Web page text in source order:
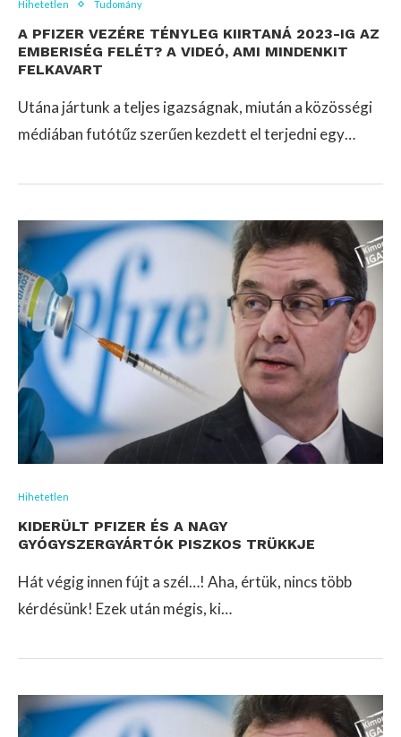
Hihetetlen Tudomány
A PFIZER VEZÉRE TÉNYLEG KIIRTANÁ 2023-IG AZ
EMBERISÉG FELÉT? A VIDEÓ, AMI MINDENKIT
FELKAVART
Utána jártunk a teljes igazságnak, miután a közösségi
médiában futótűz szerűen kezdett el terjedni egy…
Hihetetlen
KIDERÜLT PFIZER ÉS A NAGY
GYÓGYSZERGYÁRTÓK PISZKOS TRÜKKJE
Hát végig innen fújt a szél…! Aha, értük, nincs több
kérdésünk! Ezek után mégis, ki…